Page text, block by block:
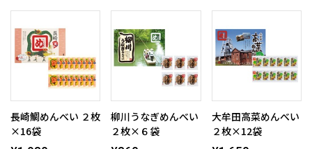
長崎鯛めんべい ２枚
×16袋
柳川うなぎめんべい
２枚×６袋
大牟田高菜めんべい
２枚×12袋